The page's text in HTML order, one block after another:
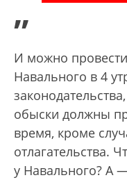
”
И можно
Навального в 4
обыски должны
время, кроме
отлагательства.
у Навального? А